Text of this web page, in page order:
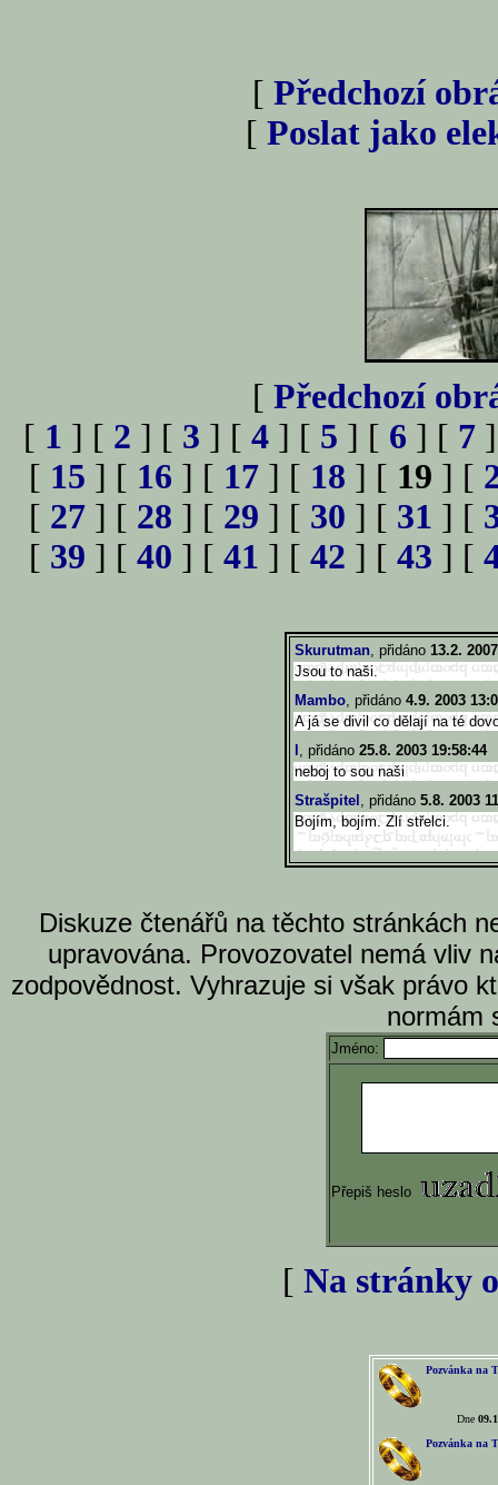
[ Předchozí
[ Poslat jako
[ Předchozí
[ 1 ] [ 2 ] [ 3 ] [ 4 ] [ 5 ] [ 6 ] [ 7
[ 15 ] [ 16 ] [ 17 ] [ 18 ] [ 19 ] [
[ 27 ] [ 28 ] [ 29 ] [ 30 ] [ 31 ] [
[ 39 ] [ 40 ] [ 41 ] [ 42 ] [ 43 ] [
Skurutman, přidáno 13.2.
Jsou to naši.
Mambo, přidáno 4.9. 2003
A já se divil co dělají na té
, přidáno 25.8. 2003 19:58:44
neboj to sou naši
Strašpitel , přidáno 5.8. 2003
Bojím, bojím. Zlí střelci.
Diskuze čtenářů na těchto stránkách
upravována. Provozovatel nemá vliv
zodpovědnost. Vyhrazuje si však právo
normám
Jméno:
Přepiš heslo
[ Na stránky
Pozvánka na
Dne
Pozvánka na